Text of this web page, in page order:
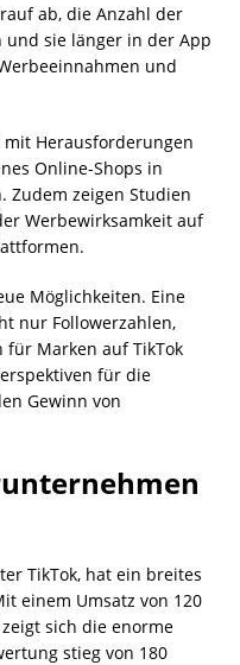
ab, die Anzahl der
sie länger in der App
und
mit Herausforderungen
Online-Shops in
Zudem zeigen Studien
Werbewirksamkeit auf
Möglichkeiten. Eine
nur Followerzahlen,
Marken auf TikTok
für die
Gewinn von
TikTok, hat ein breites
einem Umsatz von 120
sich die enorme
stieg von 180